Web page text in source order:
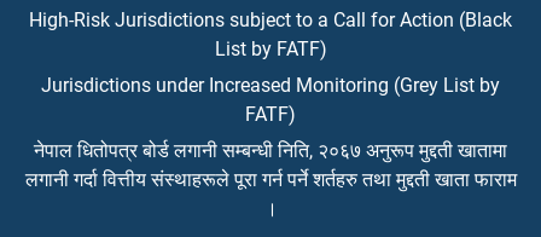
High-Risk Jurisdictions subject to a Call for Action (Black
List by FATF)
Jurisdictions under Increased Monitoring (Grey List by
FATF)
नेपाल धितोपत्र बोर्ड लगानी सम्बन्धी निति, २०६७ अनुरूप मुद्दती खातामा
लगानी गर्दा वित्तीय संस्थाहरूले पूरा गर्न पर्ने शर्तहरु तथा मुद्दती खाता फाराम
।